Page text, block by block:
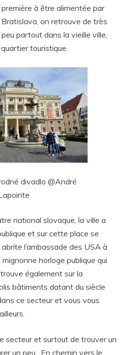
à être alimentée par
on retrouve de très
partout dans la vieille ville,
touristique.
divadlo @André
national slovaque, la ville a
et sur cette place se
l’ambassade des USA à
horloge publique qui
également sur la
bâtiments datant du siècle
ce secteur et vous vous
secteur et surtout de trouver un
un peu. En chemin vers le